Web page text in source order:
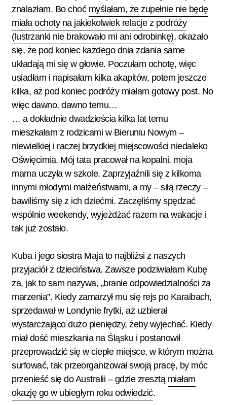
znalazłam. Bo choć myślałam, że zupełnie nie będę
miała ochoty na jakiekolwiek relacje z podróży
(lustrzanki nie brakowało mi ani odrobinkę), okazało
się, że pod koniec każdego dnia zdania same
układają mi się w głowie. Poczułam ochotę, więc
usiadłam i napisałam kilka akapitów, potem jeszcze
kilka, aż pod koniec podróży miałam gotowy post. No
więc dawno, dawno temu…
… a dokładnie dwadzieścia kilka lat temu
mieszkałam z rodzicami w Bieruniu Nowym –
niewielkiej i raczej brzydkiej miejscowości niedaleko
Oświęcimia. Mój tata pracował na kopalni, moja
mama uczyła w szkole. Zaprzyjaźnili się z kilkoma
innymi młodymi małżeństwami, a my – siłą rzeczy –
bawiliśmy się z ich dziećmi. Zaczęliśmy spędzać
wspólnie weekendy, wyjeżdżać razem na wakacje i
tak już zostało.
Kuba i jego siostra Maja to najbliżsi z naszych
przyjaciół z dzieciństwa. Zawsze podziwiałam Kubę
za, jak to sam nazywa, „branie odpowiedzialności za
marzenia”. Kiedy zamarzył mu się rejs po Karaibach,
sprzedawał w Londynie frytki, aż uzbierał
wystarczająco dużo pieniędzy, żeby wyjechać. Kiedy
miał dość mieszkania na Śląsku i postanowił
przeprowadzić się w ciepłe miejsce, w którym można
surfować, tak przeorganizował swoją pracę, by móc
przenieść się do Australii – gdzie zresztą miałam
okazję go w ubiegłym roku odwiedzić.